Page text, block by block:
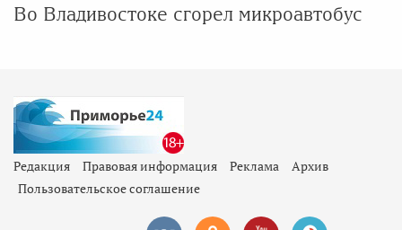
Во Владивостоке сгорел микроавтобус
Редакция Правовая информация Реклама
Архив
Пользовательское соглашение